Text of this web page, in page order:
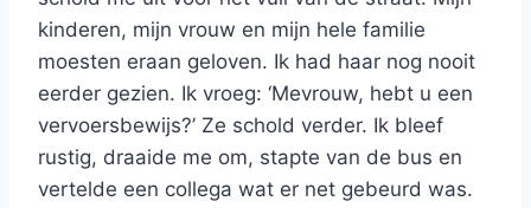
kinderen, mijn vrouw en mijn hele familie
moesten eraan geloven. Ik had haar nog nooit
eerder gezien. Ik vroeg: ‘Mevrouw, hebt u een
vervoersbewijs?’ Ze schold verder. Ik bleef
rustig, draaide me om, stapte van de bus en
vertelde een collega wat er net gebeurd was.